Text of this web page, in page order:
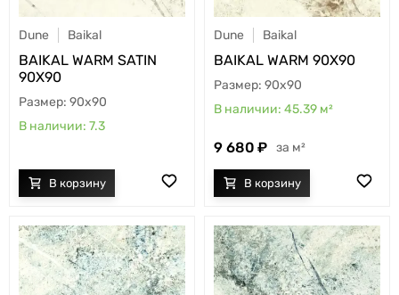
Dune Baikal
BAIKAL WARM SATIN
90X90
90x90
7.3
Dune Baikal
BAIKAL WARM 90X90
90x90
45.39 м²
9 680 м²